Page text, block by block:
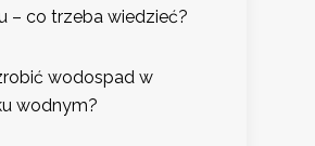
– co trzeba wiedzieć?
wodospad w
wodnym?